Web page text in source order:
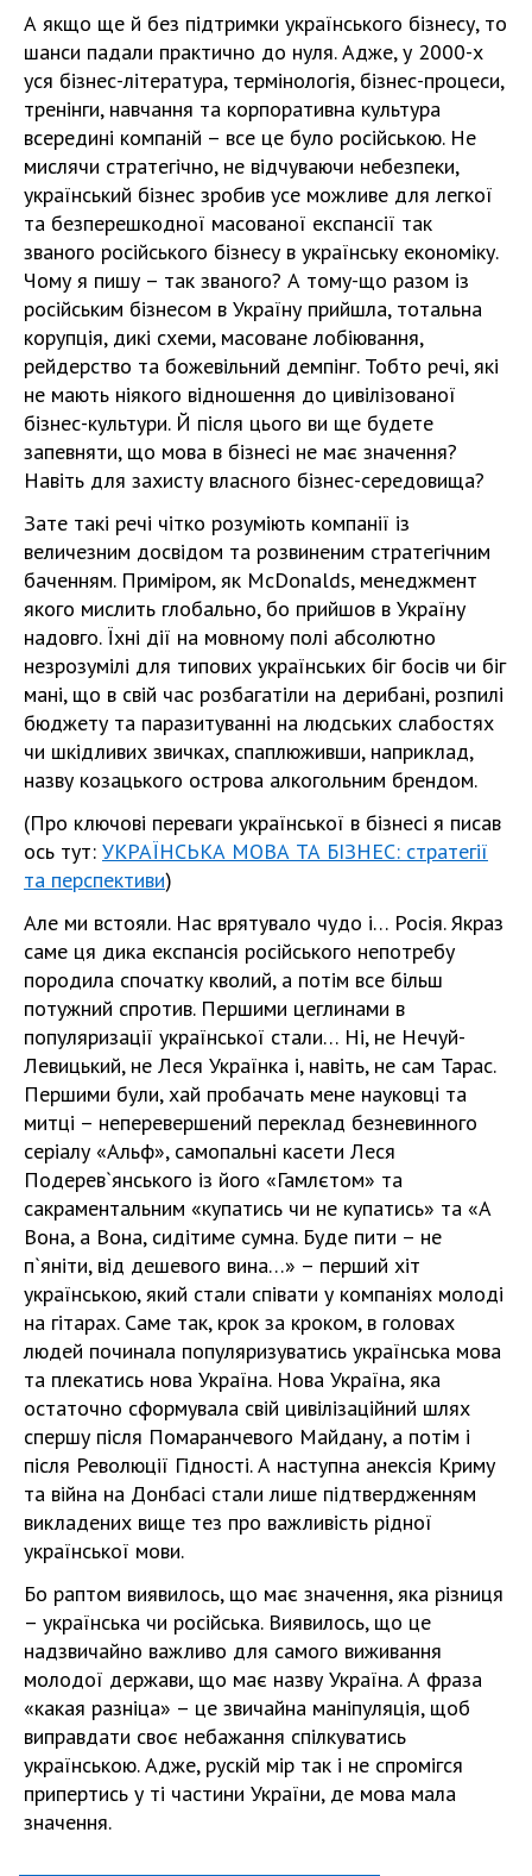
А якщо ще й без підтримки українського бізнесу, то
шанси падали практично до нуля. Адже, у 2000-х
уся бізнес-література, термінологія, бізнес-процеси,
тренінги, навчання та корпоративна культура
всередині компаній – все це було російською. Не
мислячи стратегічно, не відчуваючи небезпеки,
український бізнес зробив усе можливе для легкої
та безперешкодної масованої експансії так
званого російського бізнесу в українську економіку.
Чому я пишу – так званого? А тому-що разом із
російським бізнесом в Україну прийшла, тотальна
корупція, дикі схеми, масоване лобіювання,
рейдерство та божевільний демпінг. Тобто речі, які
не мають ніякого відношення до цивілізованої
бізнес-культури. Й після цього ви ще будете
запевняти, що мова в бізнесі не має значення?
Навіть для захисту власного бізнес-середовища?
Зате такі речі чітко розуміють компанії із
величезним досвідом та розвиненим стратегічним
баченням. Приміром, як McDonalds, менеджмент
якого мислить глобально, бо прийшов в Україну
надовго. Їхні дії на мовному полі абсолютно
незрозумілі для типових українських біг босів чи біг
мані, що в свій час розбагатіли на дерибані, розпилі
бюджету та паразитуванні на людських слабостях
чи шкідливих звичках, спаплюживши, наприклад,
назву козацького острова алкогольним брендом.
(Про ключові переваги української в бізнесі я писав
ось тут: УКРАЇНСЬКА МОВА ТА БІЗНЕС: стратегії
та перспективи)
Але ми встояли. Нас врятувало чудо і… Росія. Якраз
саме ця дика експансія російського непотребу
породила спочатку кволий, а потім все більш
потужний спротив. Першими цеглинами в
популяризації української стали… Ні, не Нечуй-
Левицький, не Леся Українка і, навіть, не сам Тарас.
Першими були, хай пробачать мене науковці та
митці – неперевершений переклад безневинного
серіалу «Альф», самопальні касети Леся
Подерев`янського із його «Гамлєтом» та
сакраментальним «купатись чи не купатись» та «А
Вона, а Вона, сидітиме сумна. Буде пити – не
п`яніти, від дешевого вина…» – перший хіт
українською, який стали співати у компаніях молоді
на гітарах. Саме так, крок за кроком, в головах
людей починала популяризуватись українська мова
та плекатись нова Україна. Нова Україна, яка
остаточно сформувала свій цивілізаційний шлях
спершу після Помаранчевого Майдану, а потім і
після Революції Гідності. А наступна анексія Криму
та війна на Донбасі стали лише підтвердженням
викладених вище тез про важливість рідної
української мови.
Бо раптом виявилось, що має значення, яка різниця
– українська чи російська. Виявилось, що це
надзвичайно важливо для самого виживання
молодої держави, що має назву Україна. А фраза
«какая разніца» – це звичайна маніпуляція, щоб
виправдати своє небажання спілкуватись
українською. Адже, рускій мір так і не спромігся
припертись у ті частини України, де мова мала
значення.